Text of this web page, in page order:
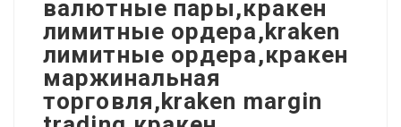
валютные пары,кракен
лимитные ордера,kraken
лимитные ордера,кракен
маржинальная
торговля,kraken margin